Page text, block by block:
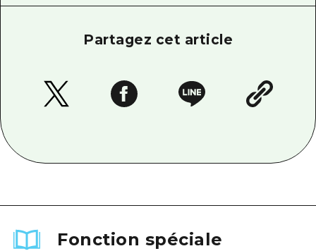
Partagez cet article
Fonction spéciale